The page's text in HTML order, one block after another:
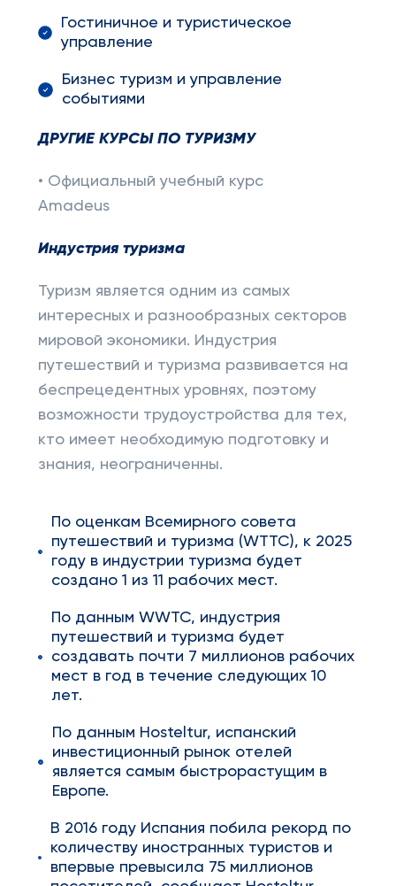
Гостиничное и туристическое
управление
Бизнес туризм и управление
событиями
ДРУГИЕ КУРСЫ ПО ТУРИЗМУ
• Официальный учебный курс
Amadeus
Индустрия туризма
Туризм является одним из самых
интересных и разнообразных секторов
мировой экономики. Индустрия
путешествий и туризма развивается на
беспрецедентных уровнях, поэтому
возможности трудоустройства для тех,
кто имеет необходимую подготовку и
знания, неограниченны.
По оценкам Всемирного совета
путешествий и туризма (WTTC), к 2025
году в индустрии туризма будет
создано 1 из 11 рабочих мест.
По данным WWTC, индустрия
путешествий и туризма будет
создавать почти 7 миллионов рабочих
мест в год в течение следующих 10
лет.
По данным Hosteltur, испанский
инвестиционный рынок отелей
является самым быстрорастущим в
Европе.
В 2016 году Испания побила рекорд по
количеству иностранных туристов и
впервые превысила 75 миллионов